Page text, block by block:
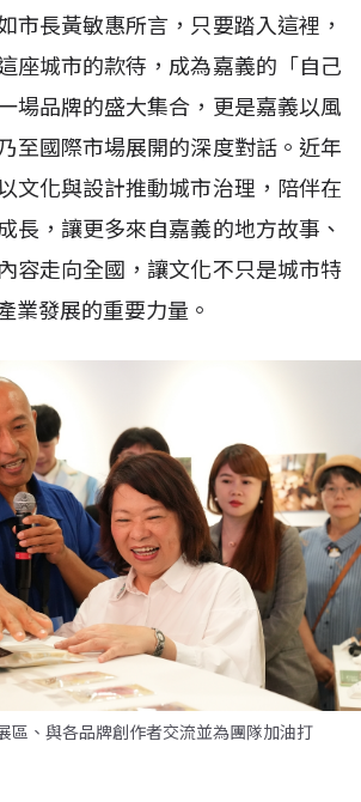
市長黃敏惠所言，只要踏入這裡，
座城市的款待，成為嘉義的「自己
場品牌的盛大集合，更是嘉義以風
至國際市場展開的深度對話。近年
文化與設計推動城市治理，陪伴在
長，讓更多來自嘉義的地方故事、
容走向全國，讓文化不只是城市特
業發展的重要力量。
區、與各品牌創作者交流並為團隊加油打